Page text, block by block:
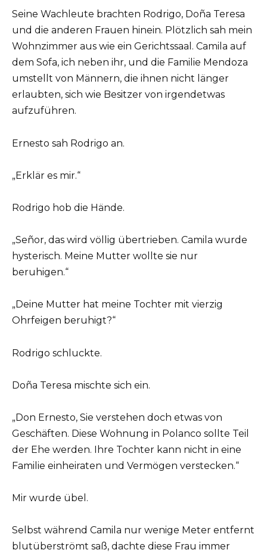
Seine Wachleute brachten Rodrigo, Doña Teresa
und die anderen Frauen hinein. Plötzlich sah mein
Wohnzimmer aus wie ein Gerichtssaal. Camila auf
dem Sofa, ich neben ihr, und die Familie Mendoza
umstellt von Männern, die ihnen nicht länger
erlaubten, sich wie Besitzer von irgendetwas
aufzuführen.
Ernesto sah Rodrigo an.
„Erklär es mir.“
Rodrigo hob die Hände.
„Señor, das wird völlig übertrieben. Camila wurde
hysterisch. Meine Mutter wollte sie nur
beruhigen.“
„Deine Mutter hat meine Tochter mit vierzig
Ohrfeigen beruhigt?“
Rodrigo schluckte.
Doña Teresa mischte sich ein.
„Don Ernesto, Sie verstehen doch etwas von
Geschäften. Diese Wohnung in Polanco sollte Teil
der Ehe werden. Ihre Tochter kann nicht in eine
Familie einheiraten und Vermögen verstecken.“
Mir wurde übel.
Selbst während Camila nur wenige Meter entfernt
blutüberströmt saß, dachte diese Frau immer